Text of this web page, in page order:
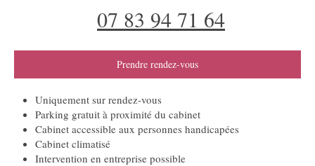
07 83 94 71 64
Prendre rendez-vous
Uniquement sur rendez-vous
Parking gratuit à proximité du cabinet
Cabinet accessible aux personnes handicapées
Cabinet climatisé
Intervention en entreprise possible